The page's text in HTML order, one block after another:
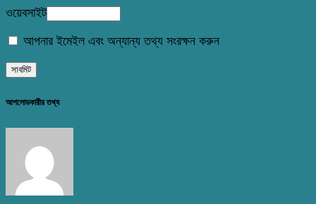
ওয়েবসাইট
আপনার ইমেইল এবং অন্যান্য তথ্য সংরক্ষন করুন
আপলোডকারীর তথ্য